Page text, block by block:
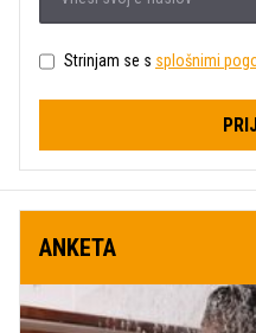
Strinjam se s splošnimi
ANKETA